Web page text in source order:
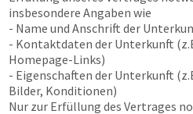
insbesondere Angaben wie
- Name und Anschrift der
- Kontaktdaten der Unterkunft
Homepage-Links)
- Eigenschaften der Unterkunft
Bilder, Konditionen)
Nur zur Erfüllung des Vertrages